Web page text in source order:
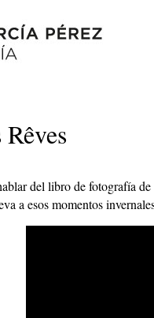
del libro de fotografía
a esos momentos